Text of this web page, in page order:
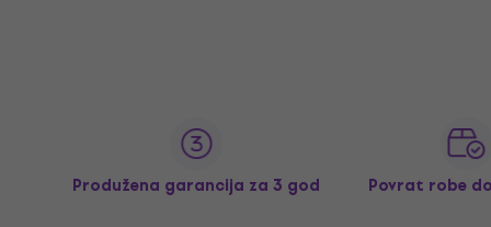
Produžena garancija za 3 god Povrat robe